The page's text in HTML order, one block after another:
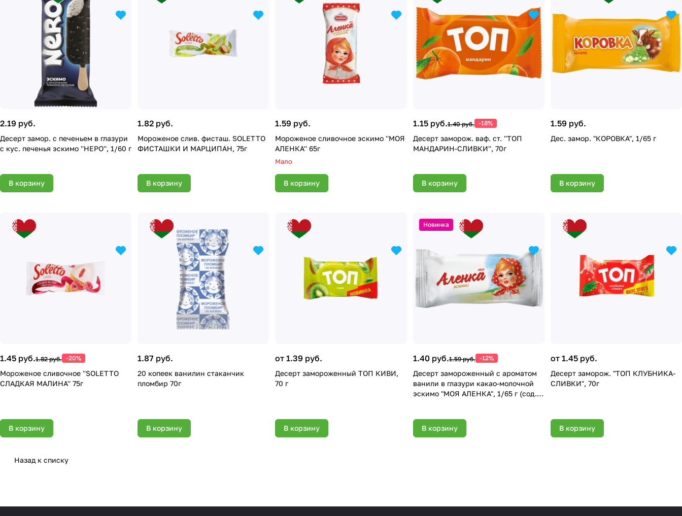
2.19 руб.
Десерт замор. с печеньем в глазури
с кус. печенья эскимо ''НЕРО'', 1/60 г
В корзину
1.82 руб.
Мороженое слив. фисташ. SOLETTO
ФИСТАШКИ И МАРЦИПАН, 75г
В корзину
1.59 руб.
Мороженое сливочное эскимо ''МОЯ
АЛЕНКА'' 65г
Мало
В корзину
1.15 руб.1.40 руб. -18%
Десерт заморож. ваф. ст. ''ТОП
МАНДАРИН-СЛИВКИ'', 70г
В корзину
1.59 руб.
Дес. замор. "КОРОВКА", 1/65 г
В корзину
1.45 руб.1.82 руб. -20%
Мороженое сливочное ''SOLETTO
СЛАДКАЯ МАЛИНА'' 75г
В корзину
1.87 руб.
20 копеек ванилин стаканчик
пломбир 70г
В корзину
от 1.39 руб.
Десерт замороженный ТОП КИВИ,
70 г
В корзину
Новинка
1.40 руб.1.59 руб. -12%
Десерт замороженный с ароматом
ванили в глазури какао-молочной
эскимо "МОЯ АЛЕНКА", 1/65 г (сод.
В корзину
от 1.45 руб.
Десерт заморож. "ТОП КЛУБНИКА-
СЛИВКИ", 70г
В корзину
Назад к списку